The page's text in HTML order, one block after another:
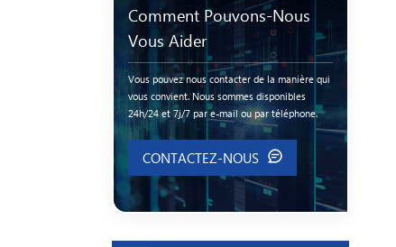
Comment Pouvons-Nous
Vous Aider
Vous pouvez nous contacter de la manière qui
vous convient. Nous sommes disponibles
24h/24 et 7j/7 par e-mail ou par téléphone.
CONTACTEZ-NOUS